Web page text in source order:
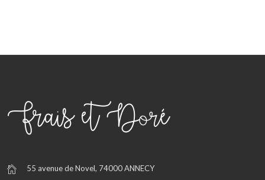
55 avenue de Novel, 74000 ANNECY